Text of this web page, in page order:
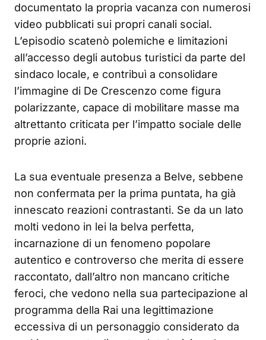
documentato la propria vacanza con numerosi
video pubblicati sui propri canali social.
L’episodio scatenò polemiche e limitazioni
all’accesso degli autobus turistici da parte del
sindaco locale, e contribuì a consolidare
l’immagine di De Crescenzo come figura
polarizzante, capace di mobilitare masse ma
altrettanto criticata per l’impatto sociale delle
proprie azioni.
La sua eventuale presenza a Belve, sebbene
non confermata per la prima puntata, ha già
innescato reazioni contrastanti. Se da un lato
molti vedono in lei la belva perfetta,
incarnazione di un fenomeno popolare
autentico e controverso che merita di essere
raccontato, dall’altro non mancano critiche
feroci, che vedono nella sua partecipazione al
programma della Rai una legittimazione
eccessiva di un personaggio considerato da